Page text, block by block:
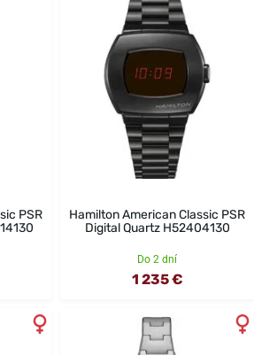
PSR
Hamilton American Classic PSR
Digital Quartz H52404130
Do 2 dní
1 235 €